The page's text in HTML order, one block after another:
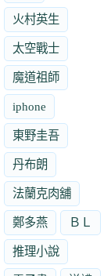
火村英生
太空戰士
魔道祖師
iphone
東野圭吾
丹布朗
法蘭克肉舖
鄭多燕 ＢＬ
推理小說